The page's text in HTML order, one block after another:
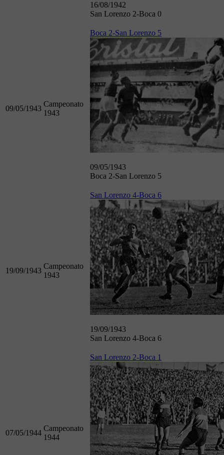
16/08/1942
San Lorenzo 2-Boca 0
09/05/1943
Campeonato
1943
Boca 2-San Lorenzo 5
09/05/1943
Boca 2-San Lorenzo 5
19/09/1943
Campeonato
1943
San Lorenzo 4-Boca 6
19/09/1943
San Lorenzo 4-Boca 6
07/05/1944
Campeonato
1944
San Lorenzo 2-Boca 1